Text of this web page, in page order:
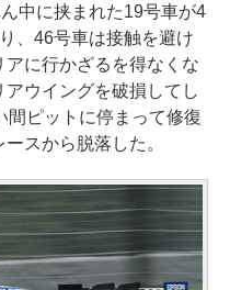
中に挟まれた19号車が4
、46号車は接触を避け
に行かざるを得なくな
ウイングを破損してし
間ピットに停まって修復
スから脱落した。